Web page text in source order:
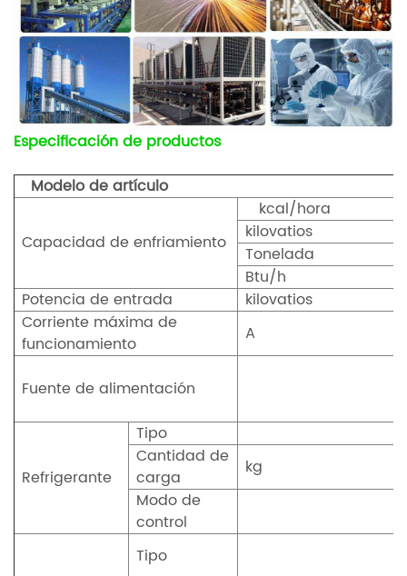
Especificación de productos
Modelo de artículo
Capacidad de enfriamiento
kcal/hora
kilovatios
Tonelada
Btu/h
Potencia de entrada
kilovatios
Corriente máxima de
funcionamiento
A
Fuente de alimentación
Refrigerante
Tipo
Cantidad de
carga
kg
Modo de
control
Tipo